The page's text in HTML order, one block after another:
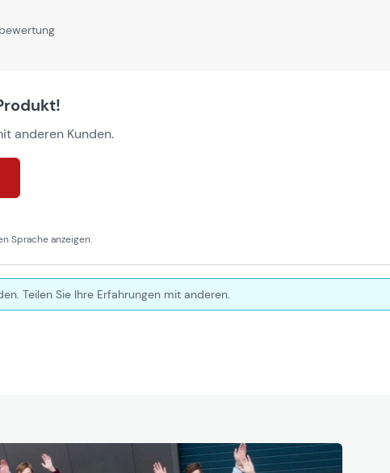
von 0 von 5 Sternen
anderen Kunden.
Sprache anzeigen.
Teilen Sie Ihre Erfahrungen mit anderen.